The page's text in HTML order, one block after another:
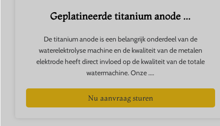
Geplatineerde titanium anode ...
De titanium anode is een belangrijk onderdeel van de
waterelektrolyse machine en de kwaliteit van de metalen
elektrode heeft direct invloed op de kwaliteit van de totale
watermachine. Onze ....
Nu aanvraag sturen